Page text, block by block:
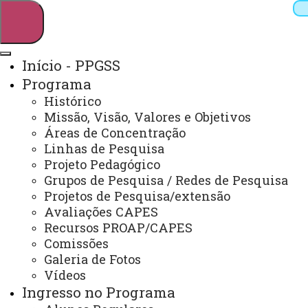
Webmail Sistemas
Arquivo Virtual
Campus
Início - PPGSS
Programa
Histórico
Missão, Visão, Valores e Objetivos
Áreas de Concentração
Linhas de Pesquisa
Projeto Pedagógico
Grupos de Pesquisa / Redes de Pesquisa
Projetos de Pesquisa/extensão
Avaliações CAPES
Recursos PROAP/CAPES
Comissões
Galeria de Fotos
Vídeos
Ingresso no Programa
Mestrado em Serviço Social